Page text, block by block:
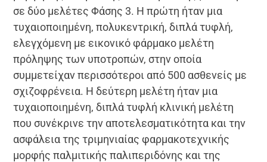
σε δύο μελέτες Φάσης 3. Η πρώτη ήταν μια
τυχαιοποιημένη, πολυκεντρική, διπλά τυφλή,
ελεγχόμενη με εικονικό φάρμακο μελέτη
πρόληψης των υποτροπών, στην οποία
συμμετείχαν περισσότεροι από 500 ασθενείς με
σχιζοφρένεια. Η δεύτερη μελέτη ήταν μια
τυχαιοποιημένη, διπλά τυφλή κλινική μελέτη
που συνέκρινε την αποτελεσματικότητα και την
ασφάλεια της τριμηνιαίας φαρμακοτεχνικής
μορφής παλμιτικής παλιπεριδόνης και της